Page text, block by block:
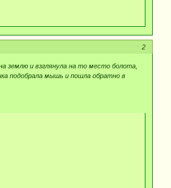
2
землю и взглянула на то место болота,
подобрала мышь и пошла обратно в